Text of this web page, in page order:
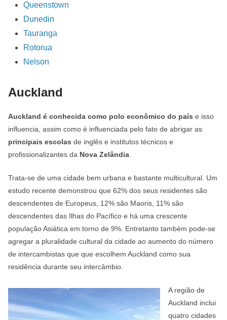
Queenstown
Dunedin
Tauranga
Rotorua
Nelson
Auckland
Auckland é conhecida como polo econômico do país e isso
influencia, assim como é influenciada pelo fato de abrigar as
principais escolas de inglês e institutos técnicos e
profissionalizantes da Nova Zelândia
Trata-se de uma cidade bem urbana e bastante multicultural. Um
estudo recente demonstrou que 62% dos seus residentes são
descendentes de Europeus, 12% são Maoris, 11% são
descendentes das Ilhas do Pacífico e há uma crescente
população Asiática em torno de 9%. Entretanto também pode-se
agregar a pluralidade cultural da cidade ao aumento do número
de intercambistas que que escolhem Auckland como sua
residência durante seu intercâmbio.
A região de
Auckland inclui
quatro cidades